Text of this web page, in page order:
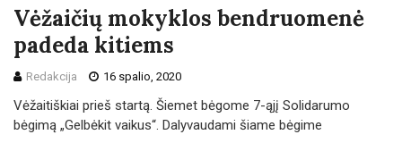
Vėžaičių mokyklos bendruomenė
padeda kitiems
Redakcija 16 spalio, 2020
Vėžaitiškiai prieš startą. Šiemet bėgome 7-ąjį Solidarumo
bėgimą „Gelbėkit vaikus“. Dalyvaudami šiame bėgime